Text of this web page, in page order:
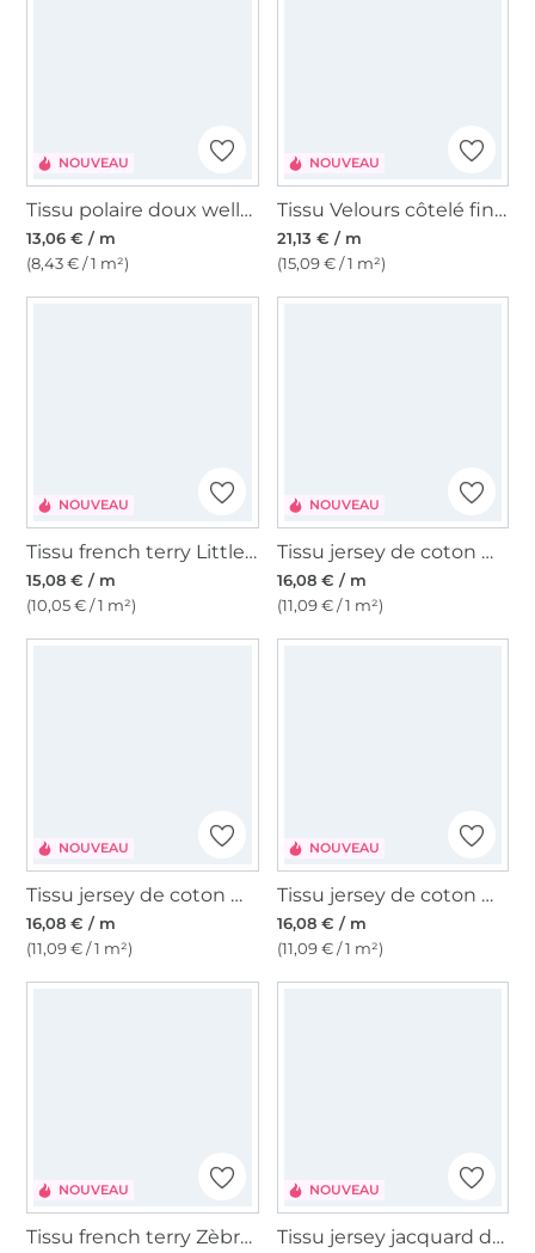
NOUVEAU
Tissu polaire doux wellness Happy Hearts, rose
13,06 € / m
(8,43 € / 1 m²)
NOUVEAU
Tissu Velours côtelé fin Enjoy autumn vibes, marron foncé
21,13 € / m
(15,09 € / 1 m²)
NOUVEAU
Tissu french terry Little Leo, lilas
15,08 € / m
(10,05 € / 1 m²)
NOUVEAU
Tissu jersey de coton maille tricot fin flowers, vert
16,08 € / m
(11,09 € / 1 m²)
NOUVEAU
Tissu jersey de coton maille tricot fin ethno, vert
16,08 € / m
(11,09 € / 1 m²)
NOUVEAU
Tissu jersey de coton maille tricot fin zebra, crème
16,08 € / m
(11,09 € / 1 m²)
NOUVEAU
Tissu french terry Zèbre, lilas
NOUVEAU
Tissu jersey jacquard dots, noir